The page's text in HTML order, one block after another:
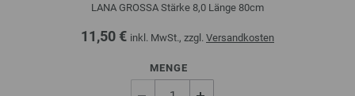
LANA GROSSA Stärke 8,0 Länge 80cm
11,50 € inkl. MwSt., zzgl. Versandkosten
MENGE